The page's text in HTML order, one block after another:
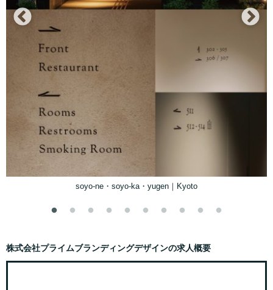
soyo-ne・soyo-ka・yugen｜Kyoto
株式会社プライムブランディングデザインの求人概要